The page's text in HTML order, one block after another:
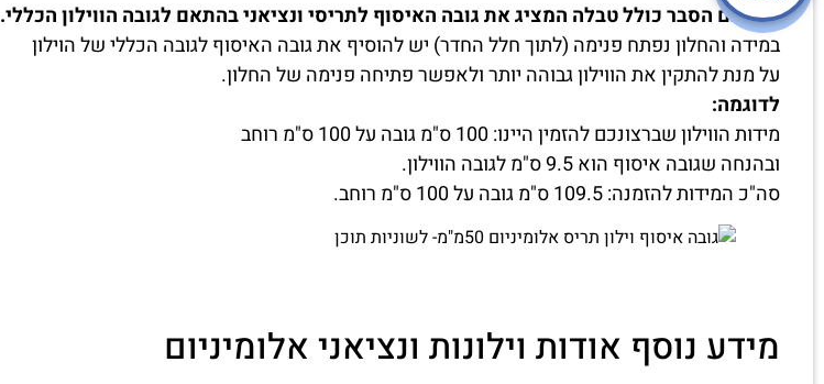
לפניכם הסבר כולל טבלה המציג את גובה האיסוף לתריסי ונציאני בהתאם לגובה הווילון הכללי.
במידה והחלון נפתח פנימה (לתוך חלל החדר) יש להוסיף את גובה האיסוף לגובה הכללי של הוילון
על מנת להתקין את הווילון גבוהה יותר ולאפשר פתיחה פנימה של החלון.
לדוגמה:
מידות הווילון שברצונכם להזמין היינו: 100 ס"מ גובה על 100 ס"מ רוחב
ובהנחה שגובה איסוף הוא 9.5 ס"מ לגובה הווילון.
סה"כ המידות להזמנה: 109.5 ס"מ גובה על 100 ס"מ רוחב.
מידע נוסף אודות וילונות ונציאני אלומיניום